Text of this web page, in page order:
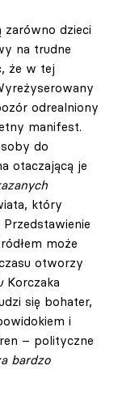
dzieci
na trudne
że w tej
odrealniony
manifest.
do
otaczającą je
który
może
otworzy
Korczaka
się bohater,
i
– polityczne
bardzo